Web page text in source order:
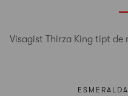
Visagist Thirza King tipt de